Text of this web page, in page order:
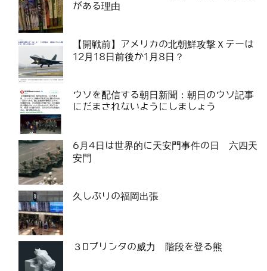
がある理由
【開戦前】アメリカの北朝鮮攻撃Ｘデーは
12月18日前後か1月8日？
ウソを配信する朝日新聞：朝日のウソ記事
にだまされないようにしましょう
6月4日は世界的に天安門事件の日 六四天
安門
久しぶりの福岡出張
３Dプリンタの威力 階段を登る熊